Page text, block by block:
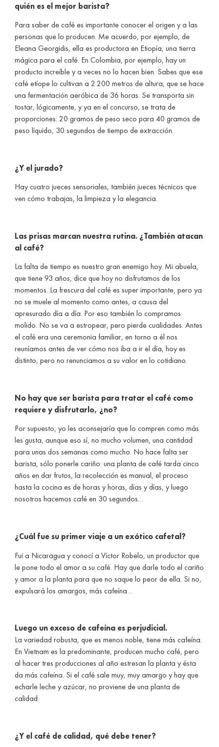
quién es el mejor barista?
Para saber de café es importante conocer el origen y a las
personas que lo producen. Me acuerdo, por ejemplo, de
Eleana Georgidis, ella es productora en Etiopía, una tierra
mágica para el café. En Colombia, por ejemplo, hay un
producto increíble y a veces no lo hacen bien. Sabes que ese
café etíope lo cultivan a 2.200 metros de altura, que se hace
una fermentación aeróbica de 36 horas. Se transporta sin
tostar, lógicamente, y ya en el concurso, se trata de
proporciones: 20 gramos de peso seco para 40 gramos de
peso líquido, 30 segundos de tiempo de extracción.
¿Y el jurado?
Hay cuatro jueces sensoriales, también jueces técnicos que
ven cómo trabajas, la limpieza y la elegancia.
Las prisas marcan nuestra rutina. ¿También atacan
al café?
La falta de tiempo es nuestro gran enemigo hoy. Mi abuela,
que tiene 93 años, dice que hoy no disfrutamos de los
momentos. La frescura del café es super importante, pero ya
no se muele al momento como antes, a causa del
apresurado día a día. Por eso también lo compramos
molido. No se va a estropear, pero pierde cualidades. Antes
el café era una ceremonia familiar, en torno a él nos
reuníamos antes de ver cómo nos iba a ir el día, hoy es
distinto, pero no renunciamos a su valor en lo cotidiano.
No hay que ser barista para tratar el café como
requiere y disfrutarlo, ¿no?
Por supuesto, yo les aconsejaría que lo compren como más
les gusta, aunque eso sí, no mucho volumen, una cantidad
para unas dos semanas como mucho. No hace falta ser
barista, sólo ponerle cariño: una planta de café tarda cinco
años en dar frutos, la recolección es manual, el proceso
hasta la cocina es de horas y horas, días y días, y luego
nosotros hacemos café en 30 segundos…
¿Cuál fue su primer viaje a un exótico cafetal?
Fui a Nicaragua y conocí a Víctor Robelo, un productor que
le pone todo el amor a su café. Hay que darle todo el cariño
y amor a la planta para que no saque lo peor de ella. Si no,
expulsará los amargos, más cafeína…
Luego un exceso de cafeína es perjudicial.
La variedad robusta, que es menos noble, tiene más cafeína.
En Vietnam es la predominante, producen mucho café, pero
al hacer tres producciones al año estresan la planta y ésta
da más cafeína. Si el café sale muy, muy amargo y hay que
echarle leche y azúcar, no proviene de una planta de
calidad.
¿Y el café de calidad, qué debe tener?